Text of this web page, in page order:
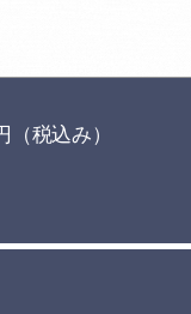
（税込み）